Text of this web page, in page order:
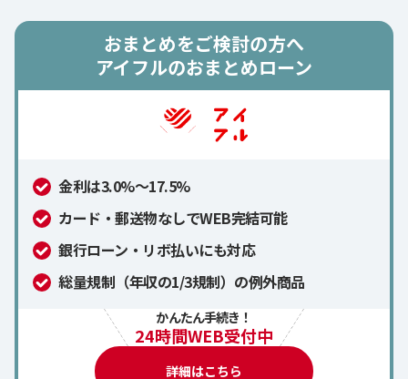
おまとめをご検討の方へ
アイフルのおまとめローン
金利は3.0%～17.5%
カード・郵送物なしでWEB完結可能
銀行ローン・リボ払いにも対応
総量規制（年収の1/3規制）の例外商品
かんたん手続き！
24時間WEB受付中
詳細はこちら